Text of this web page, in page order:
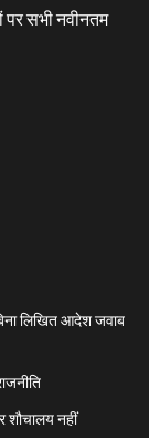
पर सभी नवीनतम
लिखित आदेश जवाब
शौचालय नहीं